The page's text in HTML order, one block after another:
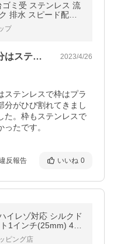
ミ受 ステンレス 流
排水 スピード配送
プ
今まで使用していたのは網部分はステンレ… 2023/4/26
ステンレスで枠はプラ
分がひび割れてきまし
た。枠もステンレスで
たです。
反報告 いいね 0
イレゾ対応 シルクド
1インチ(25mm) 4Ω/
作/DIYオーディオ]
ピング店